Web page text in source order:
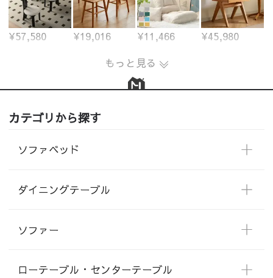
¥57,580 ¥19,016 ¥11,466
¥45,980
もっと見る
カテゴリから探す
ソファベッド
ダイニングテーブル
ソファー
ローテーブル・センターテーブル